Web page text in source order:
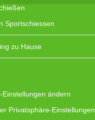
Sportschiessen
zu Hause
Einstellungen ändern
Privatsphäre-Einstellungen